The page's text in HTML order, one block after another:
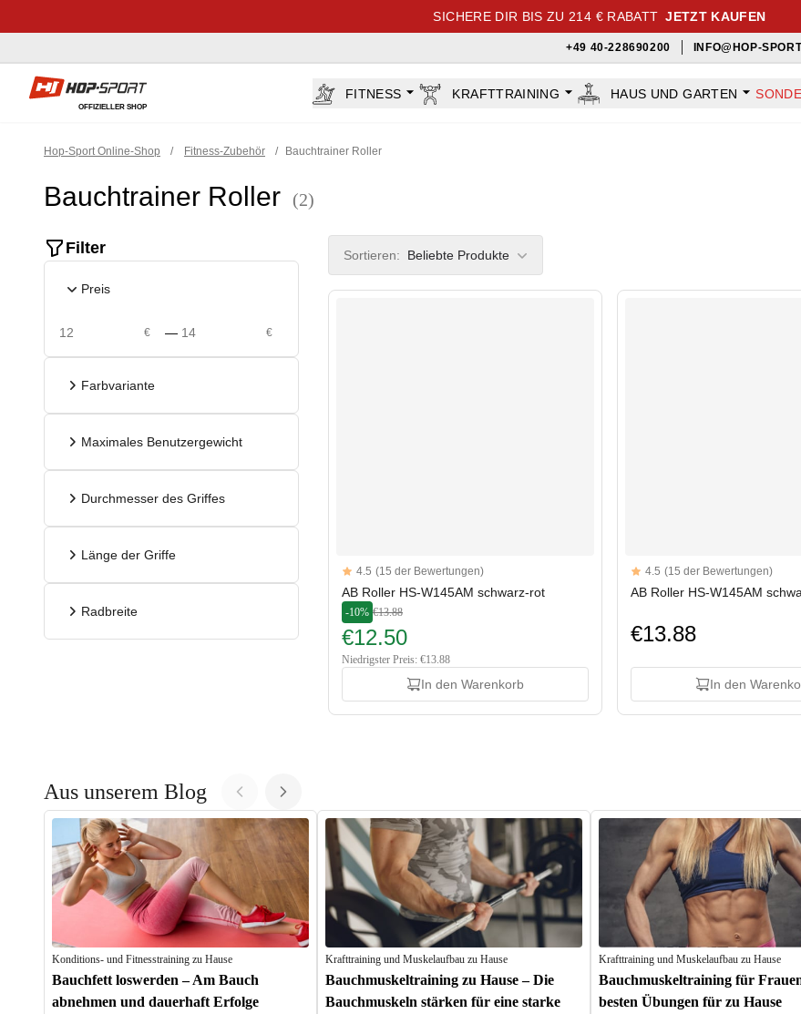
SICHERE DIR BIS ZU 214 € RABATT JETZT KAUFEN
+49 40-228690200 INFO@HOP-
Hop-sport.at
OFFIZIELLER SHOP
FITNESS KRAFTTRAINING HAUS UND GARTEN
Hop-Sport Online-Shop / Fitness-Zubehör / Bauchtrainer Roller
Bauchtrainer Roller (2)
Filter
Preis
€ — €
Farbvariante
Maximales Benutzergewicht
Durchmesser des Griffes
Länge der Griffe
Radbreite
Sortieren: Beliebte Produkte
Reviews
4.5 out of 5 stars
4.5 (15 der Bewertungen)
AB Roller HS-W145AM schwarz-rot
-10% €13.88
€12.50
Niedrigster Preis: €13.88
In den Warenkorb
Reviews
4.5 out of 5 stars
4.5 (15 der Bewertungen)
AB Roller HS-W145AM
€13.88
In den
Aus unserem Blog
Konditions- und Fitnesstraining zu Hause
Bauchfett loswerden – Am Bauch
abnehmen und dauerhaft Erfolge
Krafttraining und Muskelaufbau zu Hause
Bauchmuskeltraining zu Hause – Die
Bauchmuskeln stärken für eine starke
Krafttraining und Muskelaufbau zu Hause
Bauchmuskeltraining für
besten Übungen für zu Hause